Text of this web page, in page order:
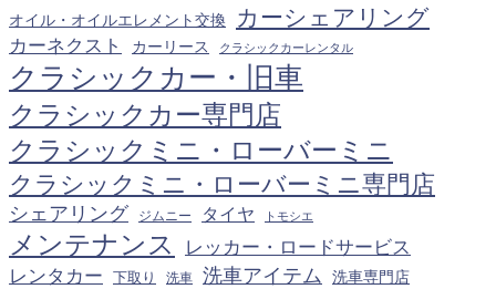
オイル・オイルエレメント交換 カーシェアリング
カーネクスト カーリース クラシックカーレンタル
クラシックカー・旧車
クラシックカー専門店
クラシックミニ・ローバーミニ
クラシックミニ・ローバーミニ専門店
シェアリング ジムニー タイヤ トモシエ
メンテナンス
レッカー・ロードサービス
レンタカー
下取り 洗車 洗車アイテム
洗車専門店